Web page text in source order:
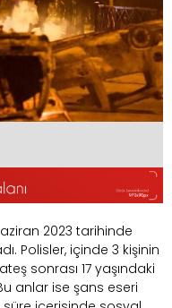
2023 tarihinde
Polisler, içinde 3 kişinin
sonrası 17 yaşındaki
anlar ise şans eseri